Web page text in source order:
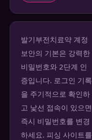
발기부전치료약 계정
보안의 기본은 강력한
비밀번호와 2단계 인
증입니다. 로그인 기록
을 주기적으로 확인하
고 낯선 접속이 있으면
즉시 비밀번호를 변경
하세요. 피싱 사이트를